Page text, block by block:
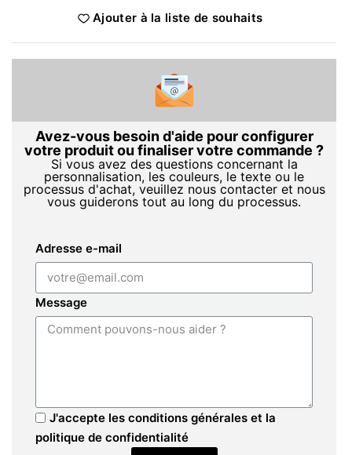
Ajouter à la liste de souhaits
Avez-vous besoin d'aide pour configurer
votre produit ou finaliser votre commande ?
Si vous avez des questions concernant la
personnalisation, les couleurs, le texte ou le
processus d'achat, veuillez nous contacter et nous
vous guiderons tout au long du processus.
Adresse e-mail
Message
J'accepte les conditions générales et la
politique de confidentialité